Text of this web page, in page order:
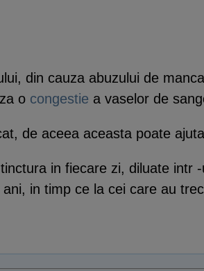
din cauza abuzului de
o congestie a vaselor de
de aceea aceasta poate
in fiecare zi, diluate intr
in timp ce la cei care au